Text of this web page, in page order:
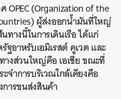
OPEC (Organization of the
ผู้ส่งออกน้ำมันที่ใหญ่
างนี้ในการเดินเรือ ได้แก่
ฐอาหรับเอมิเรสต์ คูเวต และ
งส่วนใหญ่คือ เอเชีย ขณะที่
จำการบริเวณใกล้เคียงคือ
ารขนส่งสินค้า